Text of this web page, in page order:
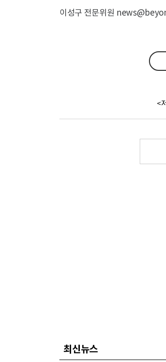
이성구 전문위원
<
최신뉴스